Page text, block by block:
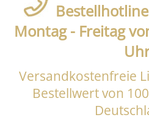
Montag - Freitag
Versandkostenfreie
Bestellwert von